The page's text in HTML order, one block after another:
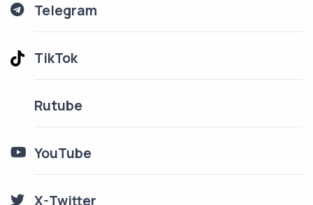
Telegram
TikTok
Rutube
YouTube
X-Twitter